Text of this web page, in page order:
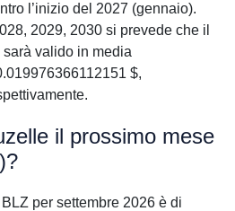
l’inizio del 2027 (gennaio).
2029, 2030 si prevede che il
valido in media
$,
il prossimo mese
per settembre 2026 è di